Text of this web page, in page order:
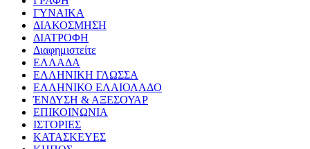
ΓΥΝΑΙΚΑ
ΔΙΑΚΟΣΜΗΣΗ
ΔΙΑΤΡΟΦΗ
Διαφημιστείτε
ΕΛΛΑΔΑ
ΕΛΛΗΝΙΚΗ ΓΛΩΣΣΑ
ΕΛΛΗΝΙΚΟ ΕΛΑΙΟΛΑΔΟ
ΈΝΔΥΣΗ & ΑΞΕΣΟΥΑΡ
ΕΠΙΚΟΙΝΩΝΙΑ
ΙΣΤΟΡΙΕΣ
ΚΑΤΑΣΚΕΥΕΣ